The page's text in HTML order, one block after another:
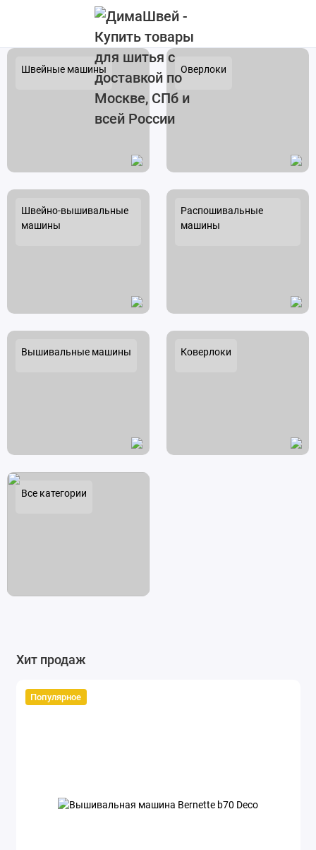
Швейные машины Оверлоки
Швейно-вышивальные
машины
Распошивальные
машины
Вышивальные машины Коверлоки
Все категории
Хит продаж
Популярное